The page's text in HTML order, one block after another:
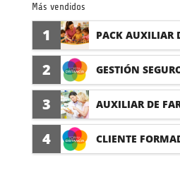
Más vendidos
1 PACK AUXILIAR
PRÁCTICAS
2 GESTIÓN
(PRÁCTICAS
3 AUXILIAR DE
PARAFARMACIA
4 CLIENTE